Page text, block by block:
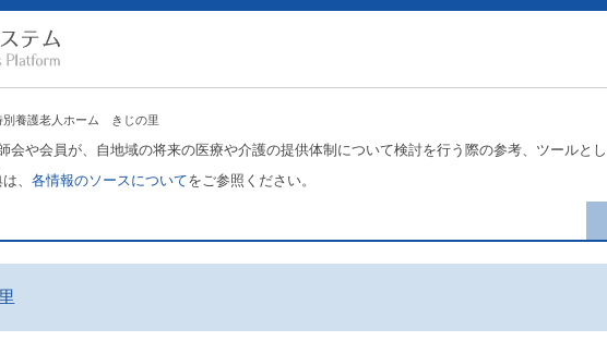
別養護老人ホーム きじの里
会や会員が、自地域の将来の医療や介護の提供体制について検討を行う際の参考、ツールと
は、各情報のソースについてをご参照ください。